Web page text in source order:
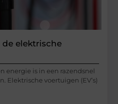
de elektrische
energie is in een razendsnel
Elektrische voertuigen (EV’s)